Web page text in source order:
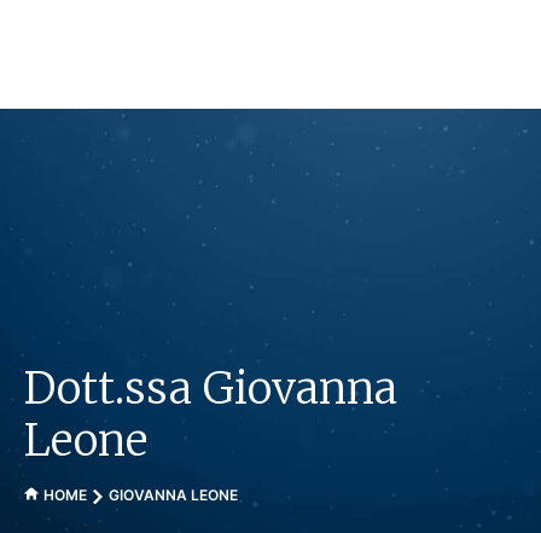
Dott.ssa Giovanna
Leone
HOME GIOVANNA LEONE